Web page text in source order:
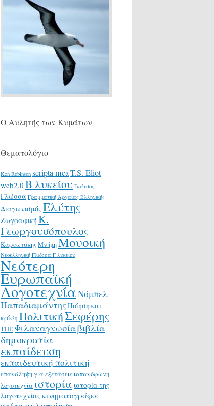
Ο Αυλητής των Κυμάτων
Θεματολόγιο
Ken Robinson scripta meaT.S. Eliot
web2.0 Β λυκείου Γκάτσος
Γλώσσα Γραμματική Αρχαίας Ελληνικής
ΔιαγωνισμόςΕλύτης
Ζωγραφική Κ.
Γεωργουσόπουλος
ΚαρυωτάκηςΜνήμηΜουσική
Νεοελληνική Γλώσσα Γ λυκείου
Νεότερη
Ευρωπαϊκή
ΛογοτεχνίαΝόμπελ
Παπαδιαμάντης Ποίηση και
κρίση ΠολιτικήΣεφέρης
ΤΠΕΦιλαναγνωσίαβιβλία
δημοκρατία
εκπαίδευση
εκπαιδευτική πολιτική
επανάληψη για εξετάσεις ισπανόφωνη
λογοτεχνία ιστορία ιστορία της
λογοτεχνίαςκινηματογράφος